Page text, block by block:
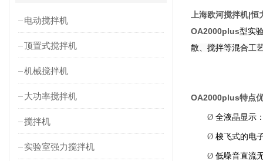
电动搅拌机
顶置式搅拌机
机械搅拌机
大功率搅拌机
搅拌机
实验室强力搅拌机
上海欧河搅拌机|
OA2000plus型实
散、搅拌等混合工
OA2000plus特点
Ø 全液晶显示
Ø 梭飞式的电
Ø 低噪音直流